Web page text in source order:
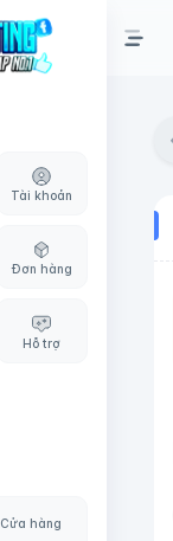
Tài khoản
Đơn hàng
Hỗ trợ
Cửa hàng